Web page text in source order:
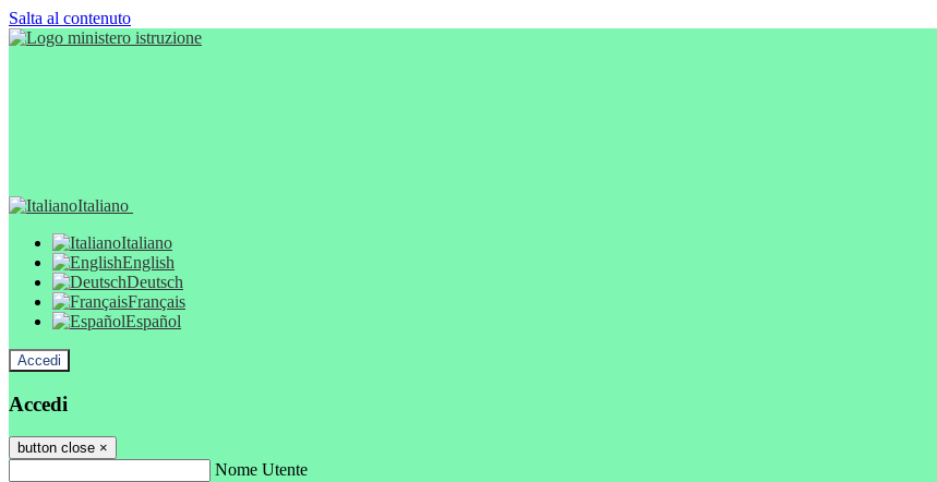
Salta al contenuto
Italiano
Italiano
English
Deutsch
Français
Español
Accedi
Accedi
button close ×
Nome Utente